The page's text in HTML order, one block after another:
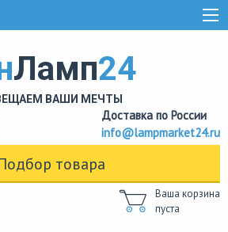
Ламп24
ВАШИ МЕЧТЫ
Доставка по России
info@lampmarket24.ru
товара
Ваша корзина
пуста